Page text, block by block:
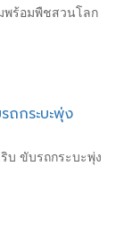
พร้อมพืชสวนโลก
ถกระบะพุ่ง
บ ขับรถกระบะพุ่ง